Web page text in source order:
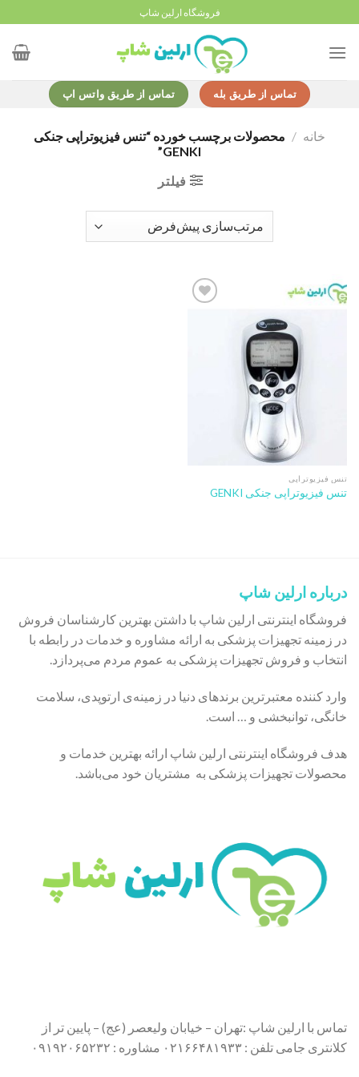
to
content
فروشگاه ارلین شاپ
تماس از طریق بله تماس از طریق واتس اپ
خانه / محصولات برچسب خورده “تنس فیزیوتراپی جنکی
GENKI”
فیلتر
تنس فیزیوتراپی
تنس فیزیوتراپی جنکی GENKI
درباره ارلین شاپ
فروشگاه اینترنتی ارلین شاپ با داشتن بهترین کارشناسان فروش
در زمینه تجهیزات پزشکی به ارائه مشاوره و خدمات در رابطه با
انتخاب و فروش تجهیزات پزشکی به عموم مردم می‌پردازد.
وارد کننده معتبرترین برندهای دنیا در زمینه‌ی ارتوپدی، سلامت
خانگی، توانبخشی و … است.
هدف فروشگاه اینترنتی ارلین شاپ ارائه بهترین خدمات و
محصولات تجهیزات پزشکی به مشتریان خود می‌باشد.
تماس با ارلین شاپ :تهران – خیابان ولیعصر (عج) – پایین تر از
کلانتری جامی تلفن : ۰۲۱۶۶۴۸۱۹۳۳ مشاوره : ۰۹۱۹۲۰۶۵۲۳۲